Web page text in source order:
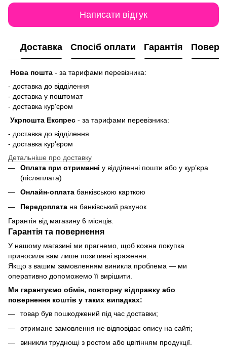
Написати відгук
Доставка Спосіб оплати Гарантія
Нова пошта - за тарифами перевізника:
- доставка до відділення
- доставка у поштомат
- доставка кур'єром
Укрпошта Експрес - за тарифами перевізника:
- доставка до відділення
- доставка кур'єром
Детальніше про доставку
Оплата при отриманні у відділенні пошти або у кур’єра
(післяплата)
Онлайн-оплата банківською карткою
Передоплата на банківський рахунок
Гарантія від магазину 6 місяців.
Гарантія та повернення
У нашому магазині ми прагнемо, щоб кожна покупка
приносила вам лише позитивні враження.
Якщо з вашим замовленням виникла проблема — ми
оперативно допоможемо її вирішити.
Ми гарантуємо обмін, повторну відправку або
повернення коштів у таких випадках:
товар був пошкоджений під час доставки;
отримане замовлення не відповідає опису на сайті;
виникли труднощі з ростом або цвітінням продукції.